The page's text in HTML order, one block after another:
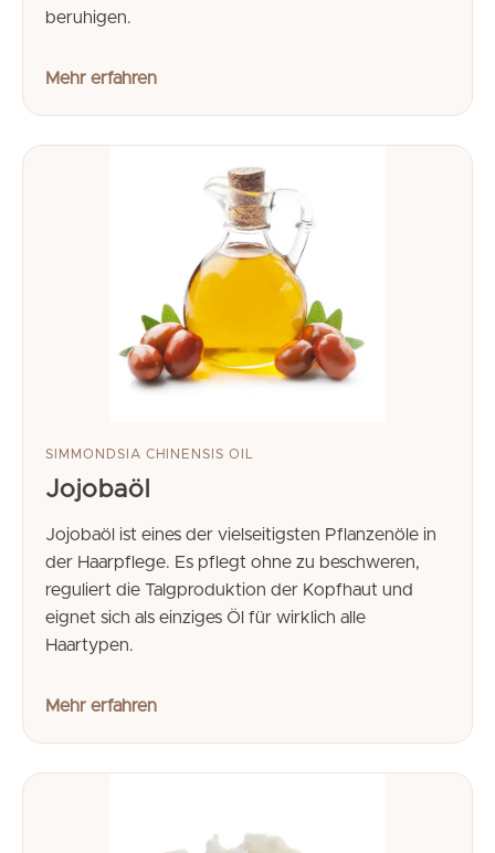
beruhigen.
Mehr erfahren
SIMMONDSIA CHINENSIS OIL
Jojobaöl
Jojobaöl ist eines der vielseitigsten Pflanzenöle in
der Haarpflege. Es pflegt ohne zu beschweren,
reguliert die Talgproduktion der Kopfhaut und
eignet sich als einziges Öl für wirklich alle
Haartypen.
Mehr erfahren